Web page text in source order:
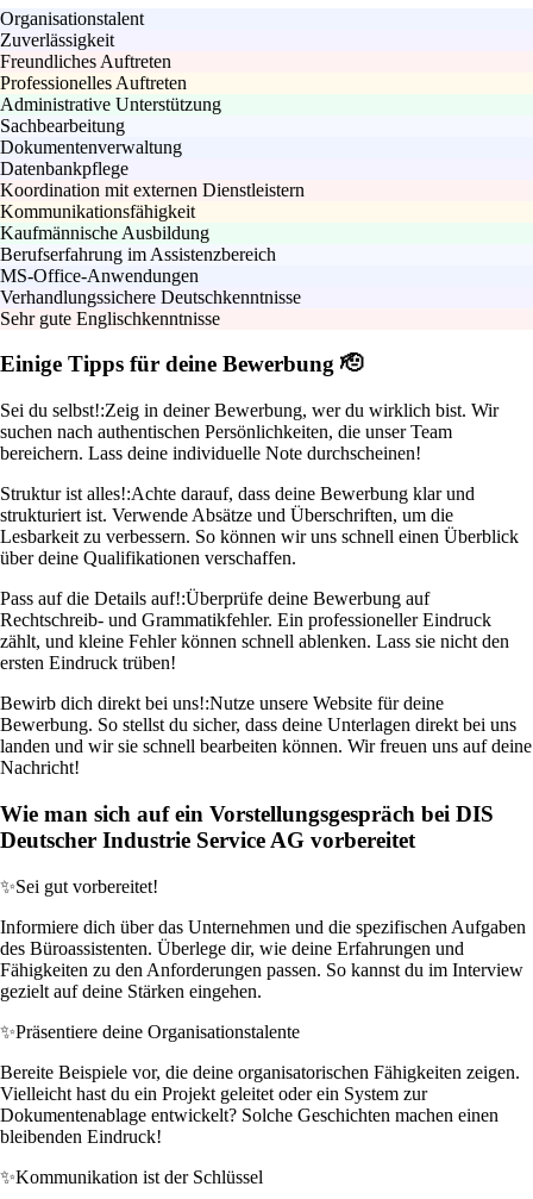
Organisationstalent
Zuverlässigkeit
Freundliches Auftreten
Professionelles Auftreten
Administrative Unterstützung
Sachbearbeitung
Dokumentenverwaltung
Datenbankpflege
Koordination mit externen Dienstleistern
Kommunikationsfähigkeit
Kaufmännische Ausbildung
Berufserfahrung im Assistenzbereich
MS-Office-Anwendungen
Verhandlungssichere Deutschkenntnisse
Sehr gute Englischkenntnisse
Einige Tipps für deine Bewerbung 🫡
Sei du selbst!:Zeig in deiner Bewerbung, wer du wirklich bist. Wir
suchen nach authentischen Persönlichkeiten, die unser Team
bereichern. Lass deine individuelle Note durchscheinen!
Struktur ist alles!:Achte darauf, dass deine Bewerbung klar und
strukturiert ist. Verwende Absätze und Überschriften, um die
Lesbarkeit zu verbessern. So können wir uns schnell einen Überblick
über deine Qualifikationen verschaffen.
Pass auf die Details auf!:Überprüfe deine Bewerbung auf
Rechtschreib- und Grammatikfehler. Ein professioneller Eindruck
zählt, und kleine Fehler können schnell ablenken. Lass sie nicht den
ersten Eindruck trüben!
Bewirb dich direkt bei uns!:Nutze unsere Website für deine
Bewerbung. So stellst du sicher, dass deine Unterlagen direkt bei uns
landen und wir sie schnell bearbeiten können. Wir freuen uns auf deine
Nachricht!
Wie man sich auf ein Vorstellungsgespräch bei DIS
Deutscher Industrie Service AG vorbereitet
✨Sei gut vorbereitet!
Informiere dich über das Unternehmen und die spezifischen Aufgaben
des Büroassistenten. Überlege dir, wie deine Erfahrungen und
Fähigkeiten zu den Anforderungen passen. So kannst du im Interview
gezielt auf deine Stärken eingehen.
✨Präsentiere deine Organisationstalente
Bereite Beispiele vor, die deine organisatorischen Fähigkeiten zeigen.
Vielleicht hast du ein Projekt geleitet oder ein System zur
Dokumentenablage entwickelt? Solche Geschichten machen einen
bleibenden Eindruck!
✨Kommunikation ist der Schlüssel